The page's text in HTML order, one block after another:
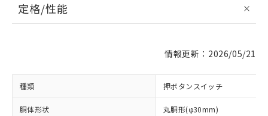
定格/性能
情報更新：2026/05/21
種類 押ボタンスイッチ
胴体形状 丸胴形(φ30mm)